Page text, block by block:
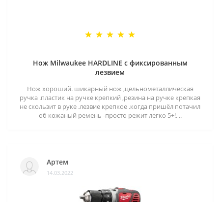
Нож Milwaukee HARDLINE с фиксированным
лезвием
Нож хороший. шикарный нож ,цельнометаллическая
ручка .пластик на ручке крепкий ,резина на ручке крепкая
не скользит в руке .лезвие крепкое .когда пришёл потачил
об кожаный ремень -просто режит легко 5+!. ..
Артем
14.03.2022